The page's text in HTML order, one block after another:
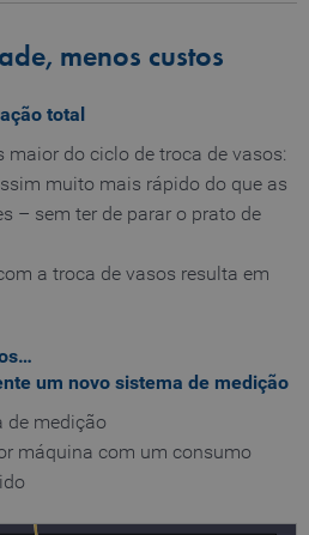
menos custos
total
maior do ciclo de troca de vasos:
muito mais rápido do que as
– sem ter de parar o prato de
a troca de vasos resulta em
um novo sistema de medição
de medição
máquina com um consumo